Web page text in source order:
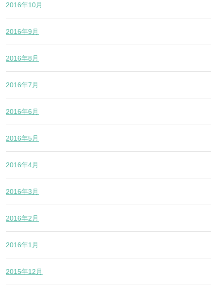
2016年10月
2016年9月
2016年8月
2016年7月
2016年6月
2016年5月
2016年4月
2016年3月
2016年2月
2016年1月
2015年12月